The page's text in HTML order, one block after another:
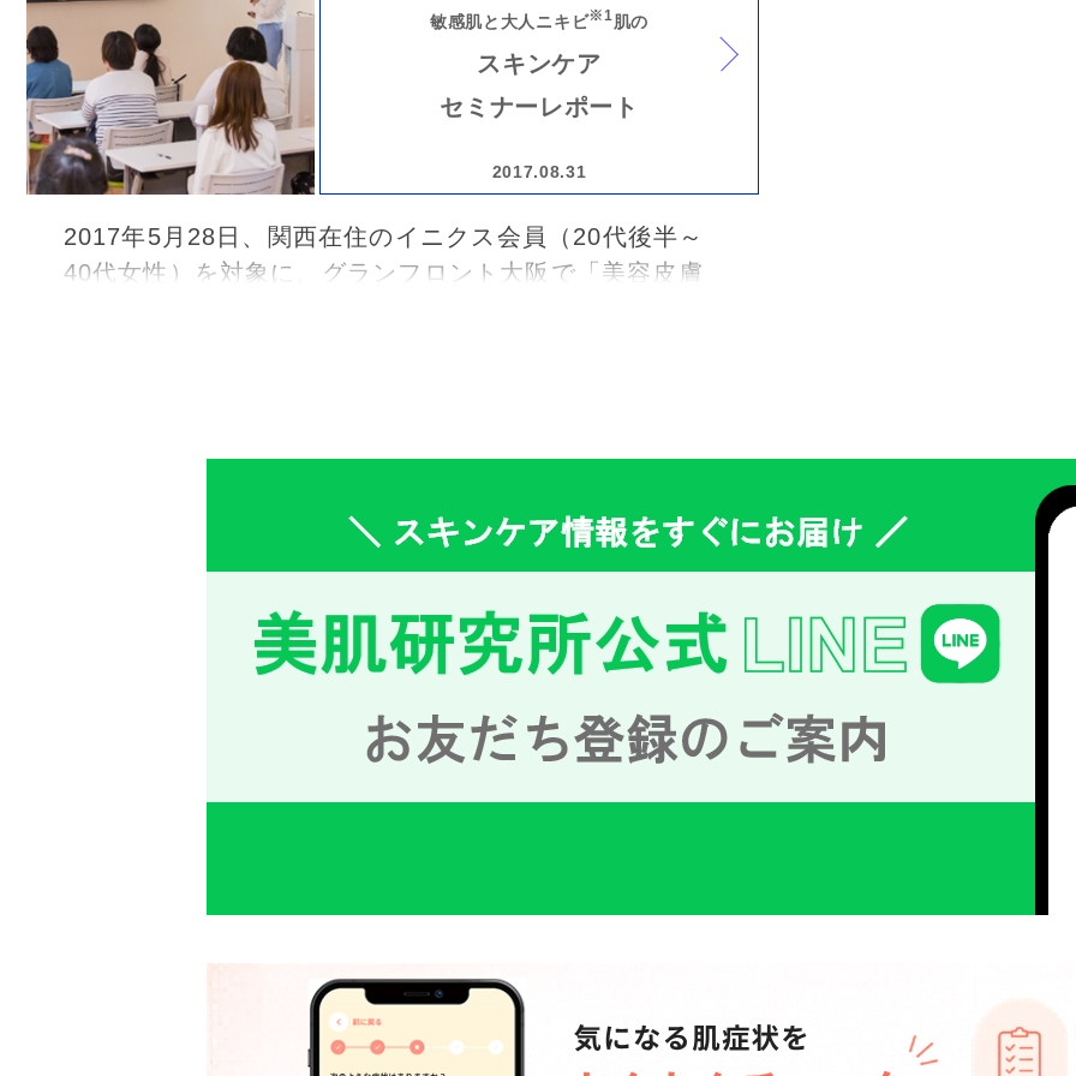
見直してみませんか？
敏感肌と大人ニキビ※1 肌の
スキンケア
セミナーレポート
2017.08.31
2017年5月28日、関西在住のイニクス会員（20代後半～
40代女性）を対象に、グランフロント大阪で「美容皮膚
リニック］院長の脇田加恵先生を講師にお迎えし、大人
いただきました。肌トラブルの発生メカニズムや皮膚科
の座談会では切実な肌悩みを抱える参加者からのスキン
ケアに関する質問が押し寄せ、会場は活気にあふれまし